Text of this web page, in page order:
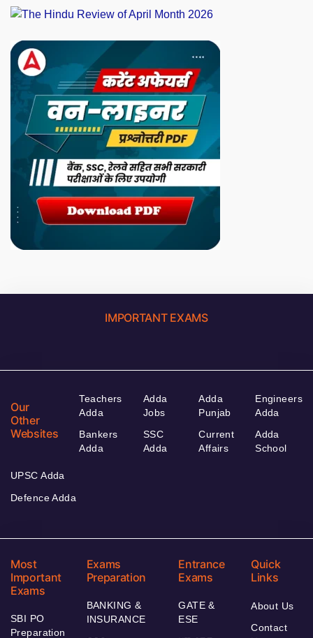
IMPORTANT EXAMS
Our
Other
Websites
Teachers
Adda
Bankers
Adda
Adda
Jobs
SSC
Adda
Adda
Punjab
Current
Affairs
Engineers
Adda
Adda
School
UPSC Adda
Defence Adda
Most
Important
Exams
SBI PO
Preparation
Exams
Preparation
BANKING &
INSURANCE
Entrance
Exams
GATE &
ESE
Quick
Links
About Us
Contact